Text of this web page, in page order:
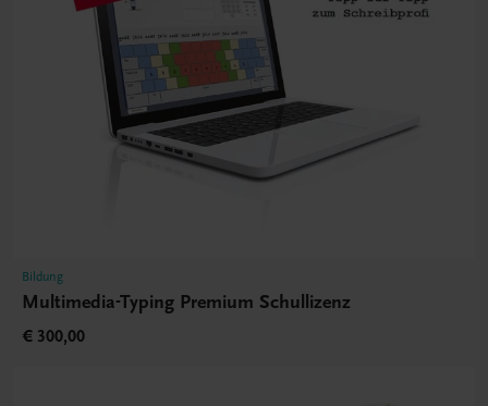
Bildung
Multimedia-Typing Premium Schullizenz
€ 300,00